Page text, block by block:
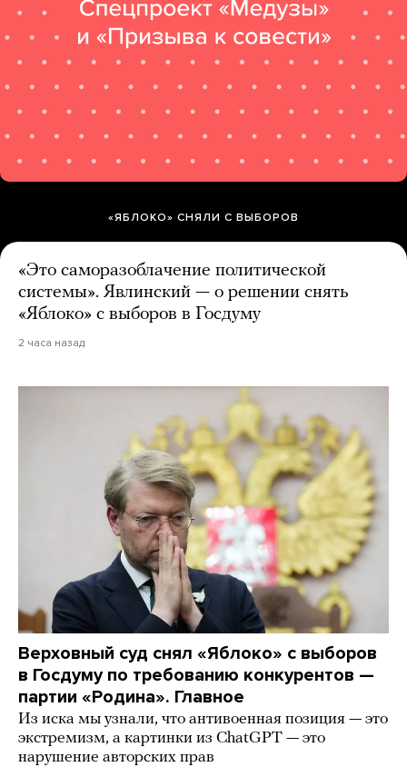
«ЯБЛОКО» СНЯЛИ С ВЫБОРОВ
«Это саморазоблачение политической
системы». Явлинский — о решении снять
«Яблоко» с выборов в Госдуму
2 часа назад
Верховный суд снял «Яблоко» с выборов
в Госдуму по требованию конкурентов —
партии «Родина». Главное
Из иска мы узнали, что антивоенная позиция — это
экстремизм, а картинки из СhatGPT — это
нарушение авторских прав